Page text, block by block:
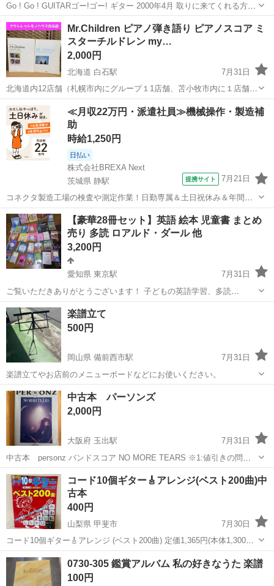
Go ! Go ! GUITARゴー!ゴー! ギター 2000年4月 取りに来てくれる方の
みとさせていただきます。 よろしくおねがいします。 清掃していませ
ん 経年劣化等 こだわりのある方はご遠慮下...
栃木 那須郡 楽譜、音楽書 GUITAR
Mr.Children ピアノ弾き語り ピアノスコア ミ
スターチルドレン my…
2,000円
北海道 白石駅
7月31日
北海道内12店舗（札幌市内にグループ１1店舗、苫小牧市内に１店舗）
総合リサイクルショップ ★ユーズドグッズマーケット★ アウトレット
モノハウス白石店です。 PayPay(ペイペイ)支払い対応！ --------...
北海道 札幌市 白石駅 楽譜、音楽書 ペイペイ
≪月収22万円・派遣社員≫機械操作・製造補
助
時給1,250円
日払い
株式会社BREXA Next
茨城県 静駅
提携サイト 7月21日
コネクタ製造工場の検査や測定作業！日勤専属＆土日祝休み＆年間休
日128日★クリーンルーム内作業★マイカー通勤OK＆無料駐車場あり
★就業先食堂利用可！日払い制度あり！《茨城県常陸大宮市》 人気の
工場のお仕事 ◇コネクタ製造工...
茨城 常陸大宮市 静駅 その他
【豪華28冊セット】英語 絵本 児童書 まとめ
売り 多読 ロアルド・ダール 他
3,200円
愛知県 東京駅
7月31日
ご覧いただきありがとうございます！ 子どもの英語学習、多読
（Extensive Reading）、読み聞かせに最適な洋書絵本・児童書【28
冊】の豪華まとめ売りセットです。コレクション整理のため、お安く
お譲りいたします。 ...
愛知 名古屋市 東京駅
楽譜立て
500円
岡山県 備前西市駅
7月31日
楽譜立てやお店前のメニューボードなどにお使いください。
岡山 岡山市 備前西市駅 楽譜、音楽書
中古本 パーソンズ
2,000円
大阪府 玉出駅
7月31日
中古本 personz バンドスコア NO MORE TEARS ※1:値引きの問い
合わせはスルーします。 ※2:取り引き場所は西成区玉出国道26号線沿
いUFJ銀行前のみです。 ※3:取り引き時間は土日は午前9時...
大阪 大阪市 玉出駅 楽譜、音楽書
コード10個ギター🎸アレンジ(ベスト200曲)中
古本
400円
山梨県 甲斐市
7月30日
コード10個ギター🎸アレンジ (ベスト200曲) 定価1,365円(本体1,300円)
中古本となります。 中はきれいだと思います。 よろしくお願いしま
す。
山梨 甲斐市 楽譜、音楽書
0730-305 鑑賞アルバム 私の好きなうた 楽譜
100円